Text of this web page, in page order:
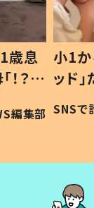
歳息
？」
編集部
小1か
ッド
作
#令和
SNSで